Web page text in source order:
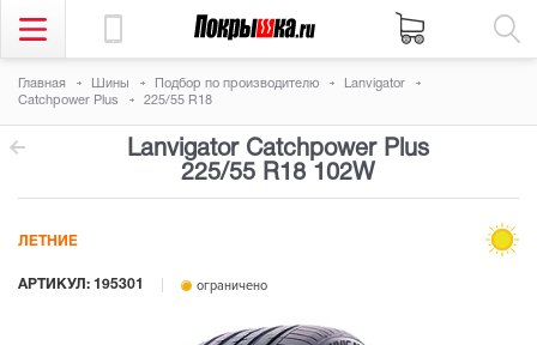
Главная Шины Подбор по производителю
Lanvigator
Catchpower Plus
225/55 R18
Lanvigator Catchpower Plus
225/55 R18 102W
АРТИКУЛ: 195301 ограничено
ЛЕТНИЕ